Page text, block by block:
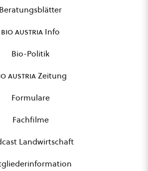
Beratungsblätter
bio austria Info
Bio-Politik
austriaZeitung
Formulare
Fachfilme
Landwirtschaft